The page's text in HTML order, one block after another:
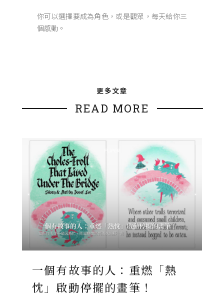
你可以選擇要成為角色，或是觀眾，每天給你三
個感動。
更多文章
READ MORE
一個有故事的人：重燃「熱
忱」啟動停擺的畫筆！